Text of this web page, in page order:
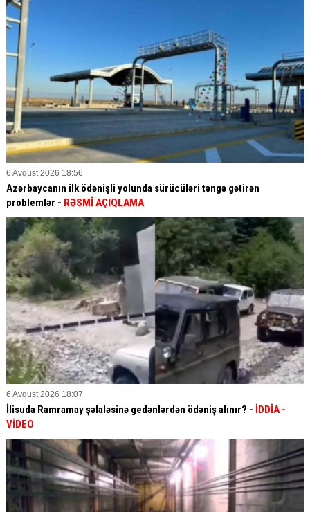
6 Avqust 2026 18:56
Azərbaycanın ilk ödənişli yolunda sürücüləri təngə gətirən
problemlər - RƏSMİ AÇIQLAMA
6 Avqust 2026 18:07
İlisuda Ramramay şəlaləsinə gedənlərdən ödəniş alınır? - İDDİA -
VİDEO